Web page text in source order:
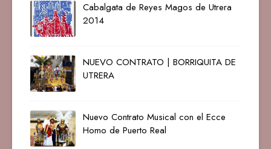
Cabalgata de Reyes Magos de Utrera
2014
NUEVO CONTRATO | BORRIQUITA DE
UTRERA
Nuevo Contrato Musical con el Ecce
Homo de Puerto Real